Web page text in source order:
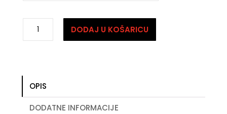
mršavljenje
DODAJ U KOŠARICU
OPIS
DODATNE INFORMACIJE